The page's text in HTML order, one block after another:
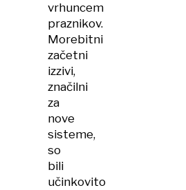
vrhuncem
praznikov.
Morebitni
začetni
izzivi,
značilni
za
nove
sisteme,
so
bili
učinkovito